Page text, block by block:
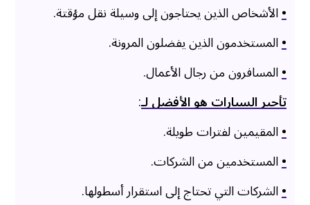
•الأشخاص الذين يحتاجون إلى وسيلة نقل مؤقتة.
•المستخدمون الذين يفضلون المرونة.
•المسافرون من رجال الأعمال.
تأجير السيارات هو الأفضل لـ:
•المقيمين لفترات طويلة.
•المستخدمين من الشركات.
•الشركات التي تحتاج إلى استقرار أسطولها.